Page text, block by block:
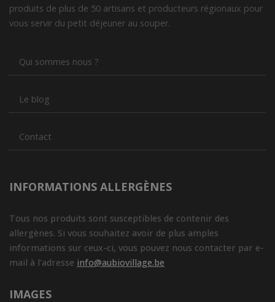
produits de plus de 50 artisans et producteurs régionaux pour
vous servir du petit déjeuner au souper.
Qui sommes nous ?
Le blog
Contact
INFORMATIONS ALLERGÈNES
Tous nos produits sont susceptibles de contenir des
allergènes. Si vous souhaitez avoir de plus amples
informations sur ceux-ci, vous pouvez nous contacter par e-
mail à l'adresse info@aubiovillage.be
IMAGES